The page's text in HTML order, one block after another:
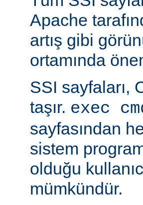
Apache
artış gibi
ortamında
SSI sayfaları,
taşır. exec
sayfasından
sistem
olduğu
mümkündür.